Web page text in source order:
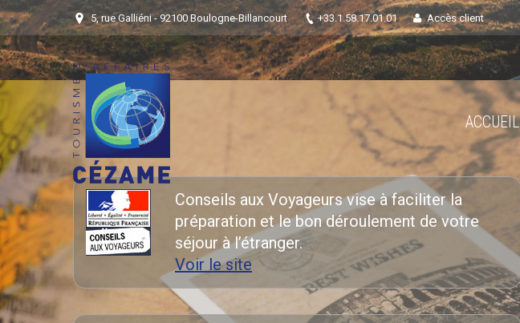
5, rue Galliéni - 92100 Boulogne-Billancourt +33.1.58.17.01.01 Accès client
ACCUEIL
Conseils aux Voyageurs vise à faciliter la
préparation et le bon déroulement de votre
séjour à l’étranger.
Voir le site